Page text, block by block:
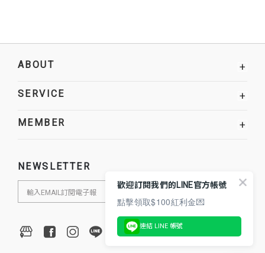
ABOUT +
SERVICE +
MEMBER +
NEWSLETTER
歡迎訂閱我們的LINE官方帳號
點擊領取$100紅利金💌
連結 LINE 帳號